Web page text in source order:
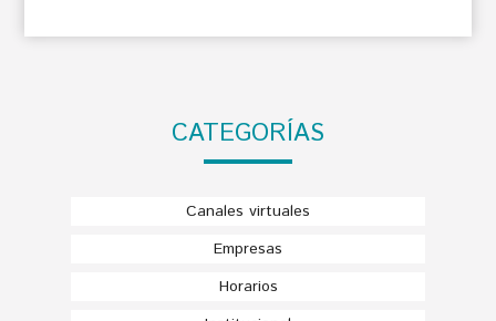
CATEGORÍAS
Canales virtuales
Empresas
Horarios